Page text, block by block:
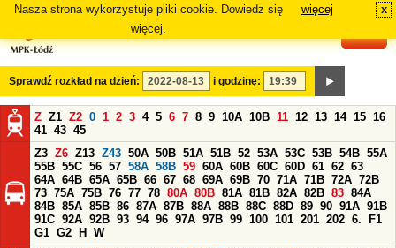
Nasza strona wykorzystuje pliki cookie. Dowiedz się
więcej.
więcej x
Sprawdź rozkład na dzień: i godzinę:
Z Z1 Z2 0 1 2 3 4 5 6 7 8 9 10A 10B 11 12 13 14 15 16
41 43 45
Z3 Z6 Z13 Z43 50A 50B 51A 51B 52 53A 53C 53B 54B 55A
55B 55C 56 57 58A 58B 59 60A 60B 60C 60D 61 62 63
64A 64B 65A 65B 66 67 68 69A 69B 70 71A 71B 72A 72B
73 75A 75B 76 77 78 80A 80B 81A 81B 82A 82B 83 84A
84B 85A 85B 86 87A 87B 88A 88B 88C 88D 89 90 91A 91B
91C 92A 92B 93 94 96 97A 97B 99 100 101 201 202 6.
F1
G1 G2 H
W